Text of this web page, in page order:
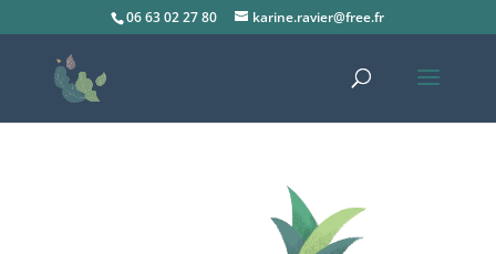
06 63 02 27 80 karine.ravier@free.fr